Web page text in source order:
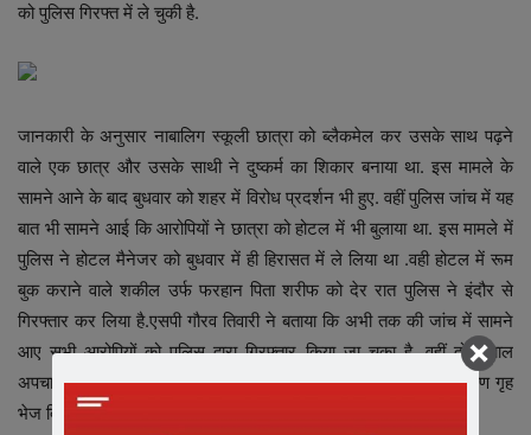
को पुलिस गिरफ्त में ले चुकी है.
जानकारी के अनुसार नाबालिग स्कूली छात्रा को ब्लैकमेल कर उसके साथ पढ़ने
वाले एक छात्र और उसके साथी ने दुष्कर्म का शिकार बनाया था. इस मामले के
सामने आने के बाद बुधवार को शहर में विरोध प्रदर्शन भी हुए. वहीं पुलिस जांच में यह
बात भी सामने आई कि आरोपियों ने छात्रा को होटल में भी बुलाया था. इस मामले में
पुलिस ने होटल मैनेजर को बुधवार में ही हिरासत में ले लिया था .वही होटल में रूम
बुक कराने वाले शकील उर्फ फरहान पिता शरीफ को देर रात पुलिस ने इंदौर से
गिरफ्तार कर लिया है.एसपी गौरव तिवारी ने बताया कि अभी तक की जांच में सामने
आए सभी आरोपियों को पुलिस द्वारा गिरफ्तार किया जा चुका है .वहीं दोनों बाल
अपचारियों को न्याय बोर्ड के सामने पेश किया गया है, जहां से उन्हें बाल संप्रेषण गृह
भेज दिया गया है.